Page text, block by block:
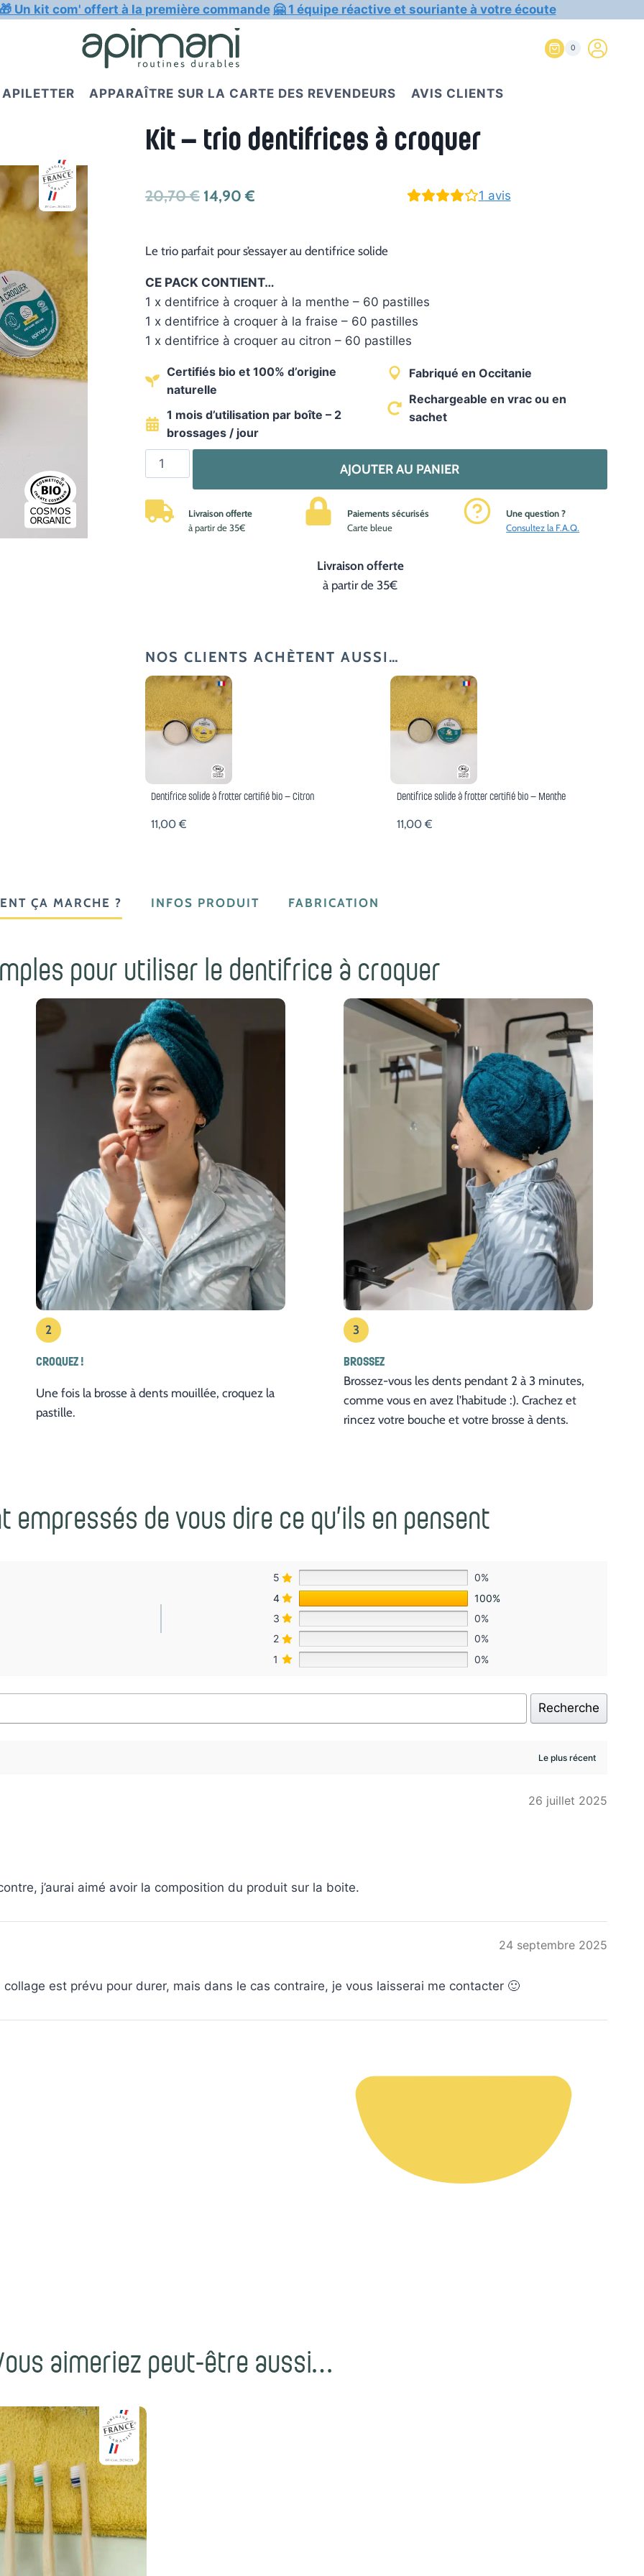
Un kit com' offert à la première commande 🤗 1 équipe réactive et souriante à votre écoute
0
APILETTER APPARAÎTRE SUR LA CARTE DES REVENDEURS AVIS CLIENTS
Kit – trio dentifrices à croquer
20,70€ Le
initial
20,70 €.
14,90 €Le
actuel
14,90 €.
1 avis
Le trio parfait pour s’essayer au dentifrice solide
CE PACK CONTIENT…
1 x dentifrice à croquer à la menthe – 60 pastilles
1 x dentifrice à croquer à la fraise – 60 pastilles
1 x dentifrice à croquer au citron – 60 pastilles
Certifiés bioet 100% d’origine
naturelle
1 mois d’utilisation par boîte – 2
brossages / jour
Fabriqué en Occitanie
Rechargeable en vrac ou en
sachet
quantité
de
Kit
–
AJOUTER AU PANIER
Livraison offerte
à partir de 35€
Paiements sécurisés
Carte bleue
Une question ?
Consultez la F.A.Q.
Livraison offerte
à partir de 35€
NOS CLIENTS ACHÈTENT AUSSI…
Dentifrice solide à frotter certifié bio – Citron
11,00€
Dentifrice solide à frotter certifié bio – Menthe
11,00€
ÇA MARCHE ? INFOS PRODUIT FABRICATION
pour utiliser le dentifrice à croquer
2
CROQUEZ !
Une fois la brosse à dents mouillée, croquez la
pastille.
3
BROSSEZ
Brossez-vous les dents pendant 2 à 3 minutes,
comme vous en avez l’habitude :). Crachez et
rincez votre bouche et votre brosse à dents.
empressés de vous dire ce qu’ils en pensent
5
0%
4
100%
3
0%
2
0%
1
0%
Recherche
26 juillet 2025
j’aurai aimé avoir la composition du produit sur la boite.
24 septembre 2025
est prévu pour durer, mais dans le cas contraire, je vous laisserai me contacter 🙂
aimeriez peut-être aussi…